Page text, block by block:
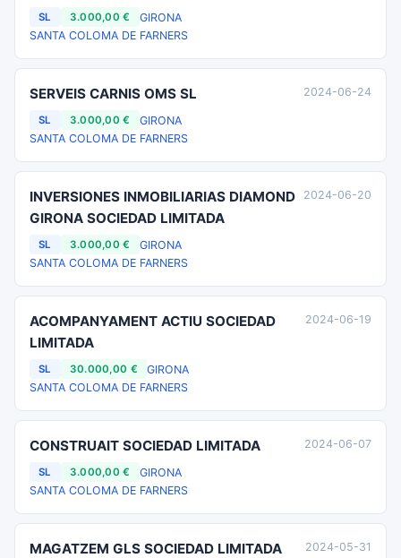
SL 3.000,00 €
GIRONA
SANTA COLOMA DE FARNERS
SERVEIS CARNIS OMS SL
SL 3.000,00 €
GIRONA
SANTA COLOMA DE FARNERS
2024-06-24
INVERSIONES INMOBILIARIAS DIAMOND
GIRONA SOCIEDAD LIMITADA
SL 3.000,00 €
GIRONA
SANTA COLOMA DE FARNERS
2024-06-20
ACOMPANYAMENT ACTIU SOCIEDAD
LIMITADA
SL 30.000,00 €
GIRONA
SANTA COLOMA DE FARNERS
2024-06-19
CONSTRUAIT SOCIEDAD LIMITADA
SL 3.000,00 €
GIRONA
SANTA COLOMA DE FARNERS
2024-06-07
MAGATZEM GLS SOCIEDAD LIMITADA 2024-05-31